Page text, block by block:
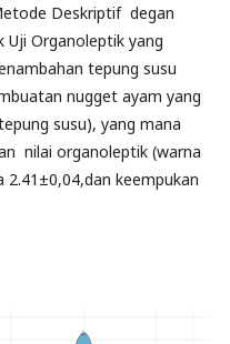
Deskriptif degan
Uji Organoleptik yang
tepung susu
nugget ayam yang
susu), yang mana
nilai organoleptik (warna
keempukan